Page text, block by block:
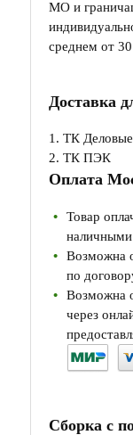
МО и
среднем от
Доставка
1. ТК
2. ТК ПЭК
Оплата
Товар
Возможна
по
Возможна
через
Сборка с